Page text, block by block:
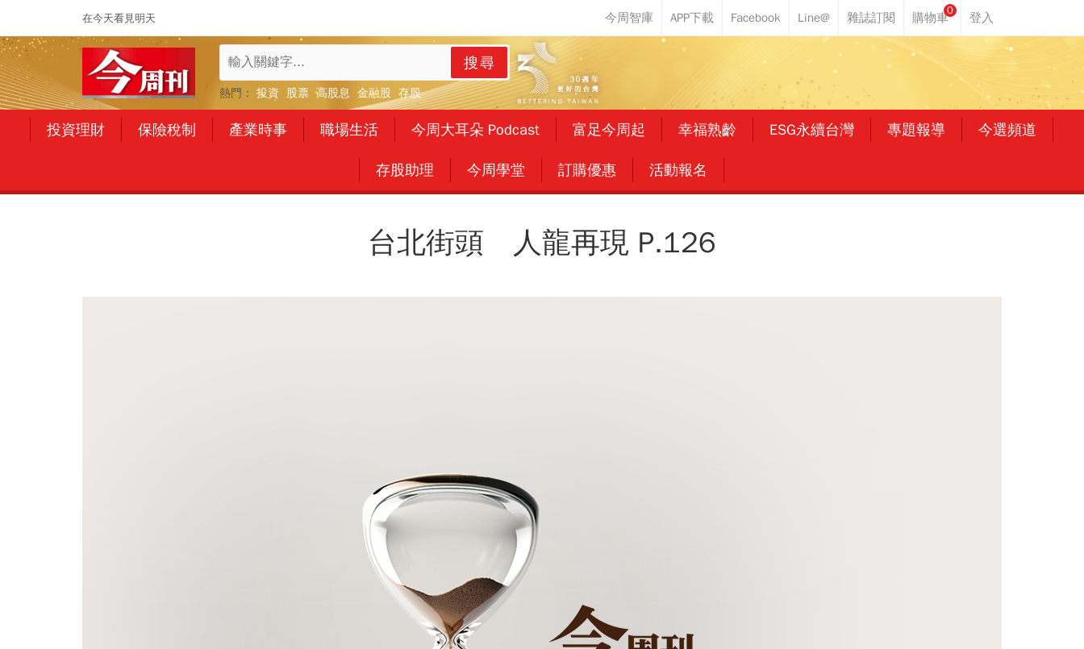
在今天看見明天
0
搜尋
熱門： 投資 股票 高股息 金融股 存股
投資理財 保險稅制 產業時事 職場生活 今周大耳朵 Podcast 富足今周起 幸福熟齡 ESG永續台灣 專題報導 今選頻道
存股助理 今周學堂 訂購優惠 活動報名
台北街頭 人龍再現 P.126